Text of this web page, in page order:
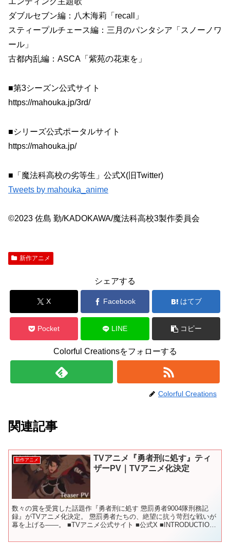
ダブルセブン編：八木海莉「recall」
スティープルチェース編：三月のパンタシア「スノーノワ
ール」
古都内乱編：ASCA「紫苑の花束を」
■第3シーズン公式サイト
https://mahouka.jp/3rd/
■シリーズ公式ポータルサイト
https://mahouka.jp/
■「魔法科高校の劣等生」公式X(旧Twitter)
Tweets by mahouka_anime
©2023 佐島 勤/KADOKAWA/魔法科高校3製作委員会
新作アニメ
シェアする
X Facebook はてブ
Pocket LINE コピー
Colorful Creationsをフォローする
Colorful Creations
関連記事
新作アニメ
TVアニメ『勇者刑に処す』ティ
ザーPV｜TVアニメ化決定
数々の賞を受賞した話題作『勇者刑に処す 懲罰勇者9004隊刑務記
録』がTVアニメ化決定。 懲罰勇者たちの、絶望に抗う苛烈な戦いが
幕を上げる――。 ■TVアニメ公式サイト ■公式X ■INTRODUCTION